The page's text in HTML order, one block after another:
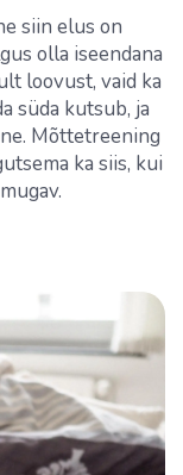
siin elus on
olla iseendana
loovust, vaid ka
süda kutsub, ja
Mõttetreening
ka siis, kui